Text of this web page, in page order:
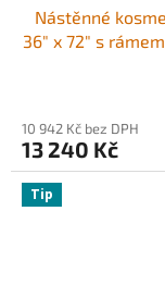
Nástěnné
36" x 72" s
tvaru Z,
10 942 Kč bez DPH
13 240 Kč
Tip